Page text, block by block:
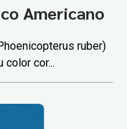
Americano
ruber)
color cor...